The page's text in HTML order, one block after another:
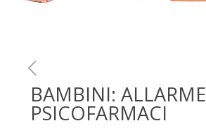
BAMBINI: ALLARME
PSICOFARMACI